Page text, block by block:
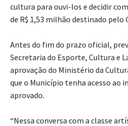
cultura para ouvi-los e decidir
de R$ 1,53 milhão destinado pelo
Antes do fim do prazo oficial,
Secretaria do Esporte, Cultura e
aprovação do Ministério da
que o Município tenha acesso ao
aprovado.
“Nessa conversa com a classe